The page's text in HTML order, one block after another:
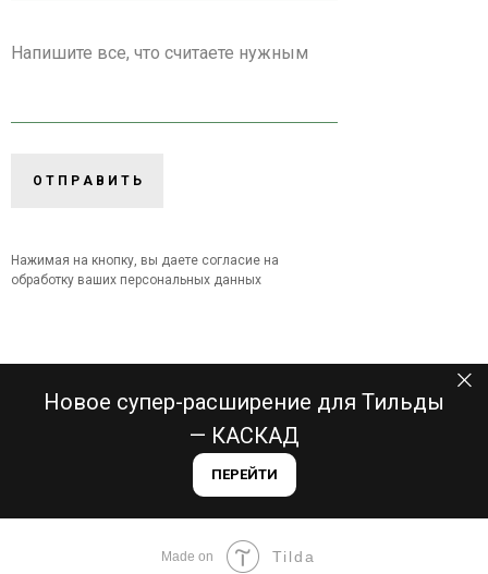
О Т П Р А В И Т Ь
Нажимая на кнопку, вы даете согласие на
обработку ваших персональных данных
Новое супер-расширение для Тильды
— КАСКАД
ПЕРЕЙТИ
Made on Tilda